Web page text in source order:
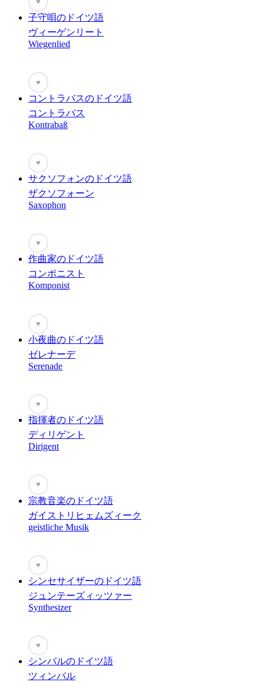
子守唄のドイツ語
ヴィーゲンリート
Wiegenlied
♥
コントラバスのドイツ語
コントラバス
Kontrabaß
♥
サクソフォンのドイツ語
ザクソフォーン
Saxophon
♥
作曲家のドイツ語
コンポニスト
Komponist
♥
小夜曲のドイツ語
ゼレナーデ
Serenade
♥
指揮者のドイツ語
ディリゲント
Dirigent
♥
宗教音楽のドイツ語
ガイストリヒェムズィーク
geistliche Musik
♥
シンセサイザーのドイツ語
ジュンテーズィッツァー
Synthesizer
♥
シンバルのドイツ語
ツィンバル